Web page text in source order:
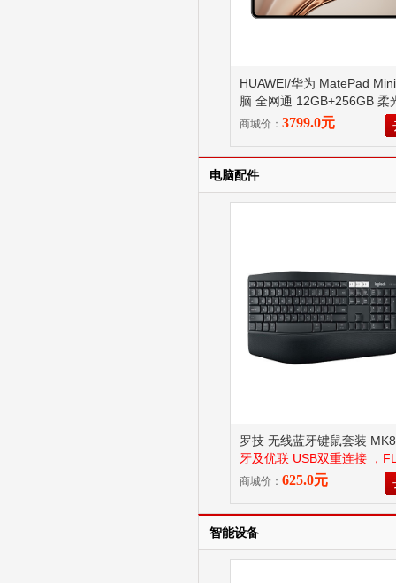
HUAWEI/华为 MatePad
脑 全网通 12GB+256GB 柔
版 曜石黑 已拆封使用商品
商城价： 3799.0元
电脑配件
罗技 无线蓝牙键鼠套装
牙及优联 USB双重连接 ，
术
商城价： 625.0元
智能设备